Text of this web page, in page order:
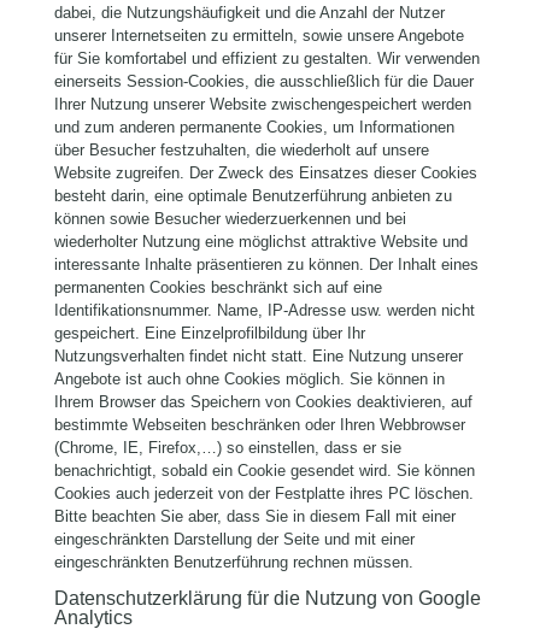
dabei, die Nutzungshäufigkeit und die Anzahl der Nutzer
unserer Internetseiten zu ermitteln, sowie unsere Angebote
für Sie komfortabel und effizient zu gestalten. Wir verwenden
einerseits Session-Cookies, die ausschließlich für die Dauer
Ihrer Nutzung unserer Website zwischengespeichert werden
und zum anderen permanente Cookies, um Informationen
über Besucher festzuhalten, die wiederholt auf unsere
Website zugreifen. Der Zweck des Einsatzes dieser Cookies
besteht darin, eine optimale Benutzerführung anbieten zu
können sowie Besucher wiederzuerkennen und bei
wiederholter Nutzung eine möglichst attraktive Website und
interessante Inhalte präsentieren zu können. Der Inhalt eines
permanenten Cookies beschränkt sich auf eine
Identifikationsnummer. Name, IP-Adresse usw. werden nicht
gespeichert. Eine Einzelprofilbildung über Ihr
Nutzungsverhalten findet nicht statt. Eine Nutzung unserer
Angebote ist auch ohne Cookies möglich. Sie können in
Ihrem Browser das Speichern von Cookies deaktivieren, auf
bestimmte Webseiten beschränken oder Ihren Webbrowser
(Chrome, IE, Firefox,…) so einstellen, dass er sie
benachrichtigt, sobald ein Cookie gesendet wird. Sie können
Cookies auch jederzeit von der Festplatte ihres PC löschen.
Bitte beachten Sie aber, dass Sie in diesem Fall mit einer
eingeschränkten Darstellung der Seite und mit einer
eingeschränkten Benutzerführung rechnen müssen.
Datenschutzerklärung für die Nutzung von Google
Analytics